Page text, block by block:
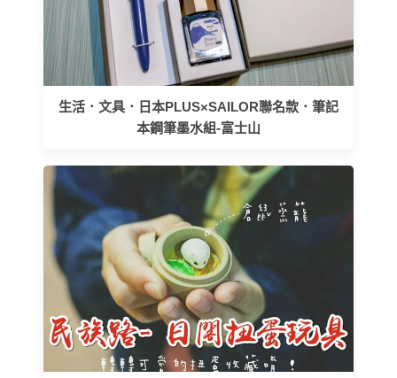
生活．文具．日本PLUS×SAILOR聯名款．筆記
本鋼筆墨水組-富士山